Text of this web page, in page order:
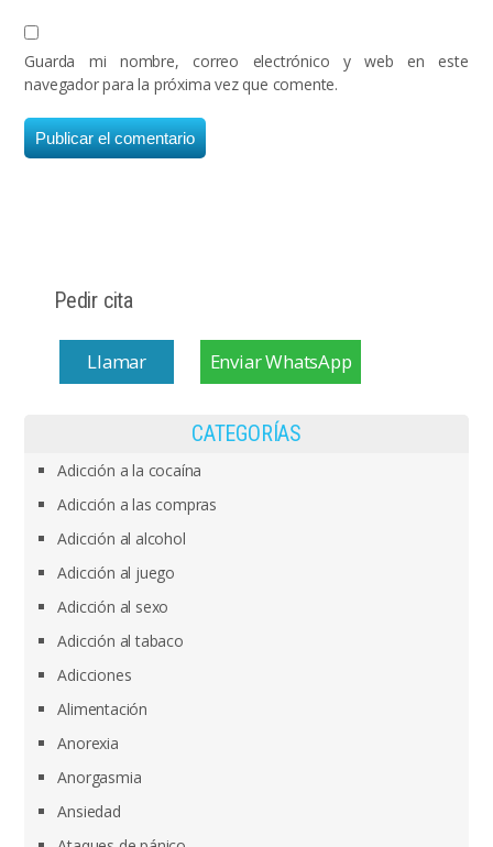
Guarda mi nombre, correo electrónico y web en este
navegador para la próxima vez que comente.
Pedir cita
Llamar Enviar WhatsApp
CATEGORÍAS
Adicción a la cocaína
Adicción a las compras
Adicción al alcohol
Adicción al juego
Adicción al sexo
Adicción al tabaco
Adicciones
Alimentación
Anorexia
Anorgasmia
Ansiedad